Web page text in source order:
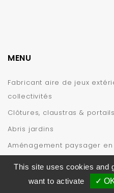
MENU
Fabricant aire de jeux
collectivités
Clôtures, claustras & portails
Abris jardins
Aménagement paysager
INFORMATIONS
This site uses cookies and
want to activate
✓